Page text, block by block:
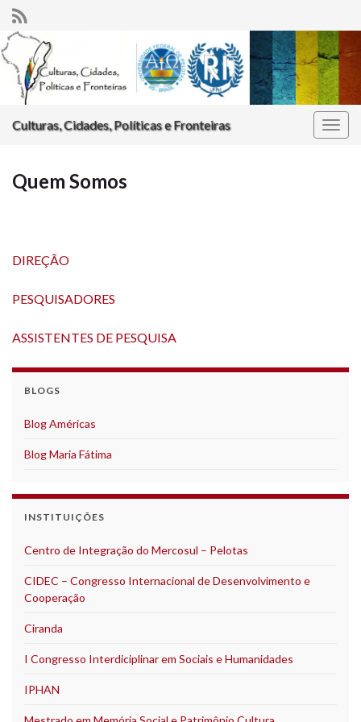
Culturas, Cidades, Políticas e Fronteiras
Quem Somos
DIREÇÃO
PESQUISADORES
ASSISTENTES DE PESQUISA
BLOGS
Blog Américas
Blog Maria Fátima
INSTITUIÇÕES
Centro de Integração do Mercosul – Pelotas
CIDEC – Congresso Internacional de Desenvolvimento e
Cooperação
Ciranda
I Congresso Interdiciplinar em Sociais e Humanidades
IPHAN